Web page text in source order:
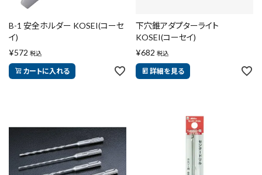
B-1 安全ホルダー KOSEI(コーセ
イ)
¥572 税込
カートに入れる
下穴錐アダプターライト
KOSEI(コーセイ)
¥682 税込
詳細を見る